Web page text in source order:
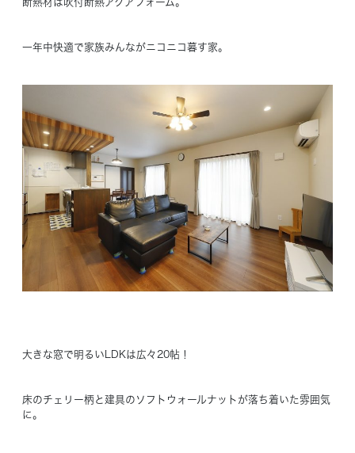
一年中快適で家族みんながニコニコ暮す家。
大きな窓で明るいLDKは広々20帖！
床のチェリー柄と建具のソフトウォールナットが落ち着いた雰囲気
に。